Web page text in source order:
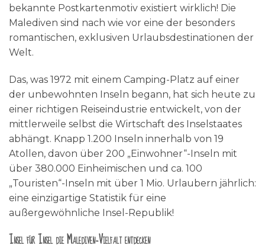
bekannte Postkartenmotiv existiert wirklich! Die
Malediven sind nach wie vor eine der besonders
romantischen, exklusiven Urlaubsdestinationen der
Welt.
Das, was 1972 mit einem Camping-Platz auf einer
der unbewohnten Inseln begann, hat sich heute zu
einer richtigen Reiseindustrie entwickelt, von der
mittlerweile selbst die Wirtschaft des Inselstaates
abhängt. Knapp 1.200 Inseln innerhalb von 19
Atollen, davon über 200 „Einwohner“-Inseln mit
über 380.000 Einheimischen und ca. 100
„Touristen“-Inseln mit über 1 Mio. Urlaubern jährlich:
eine einzigartige Statistik für eine
außergewöhnliche Insel-Republik!
Insel für Insel die Malediven-Vielfalt entdecken